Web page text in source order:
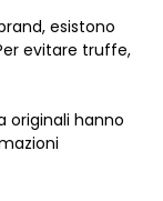
esistono
evitare truffe,
originali hanno